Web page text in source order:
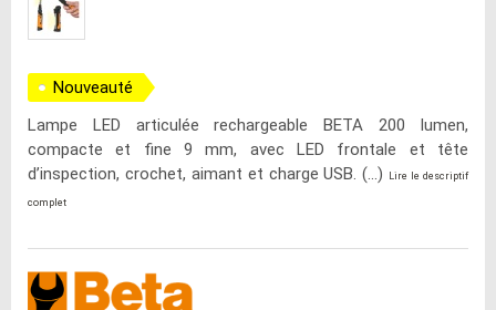
Nouveauté
Lampe LED articulée rechargeable BETA 200 lumen,
compacte et fine 9 mm, avec LED frontale et tête
d’inspection, crochet, aimant et charge USB. (...)
Lire le descriptif
complet